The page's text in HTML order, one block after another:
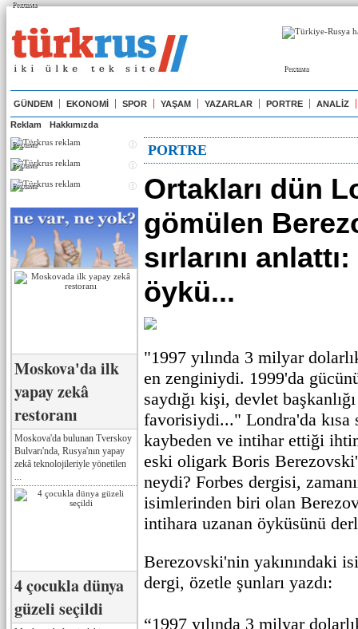
Реклама
Реклама
GÜNDEM EKONOMİ SPOR YAŞAM YAZARLAR PORTRE ANALİZ
Reklam Hakkımızda
Реклама
Реклама
Реклама
Moskova'da ilk
yapay zekâ
restoranı
Moskova'da bulunan Tverskoy
Bulvarı'nda, Rusya'nın yapay
zekâ teknolojileriyle yönetilen
4 çocukla dünya
güzeli seçildi
PORTRE
Ortakları dün
gömülen
sırlarını
öykü...
"1997 yılında 3 milyar
en zenginiydi. 1999'da
saydığı kişi, devlet
favorisiydi..." Londra'da kısa
kaybeden ve intihar ettiği
eski oligark Boris
neydi? Forbes dergisi,
isimlerinden biri olan
intihara uzanan öyküsünü
Berezovski'nin yakınındaki
dergi, özetle şunları yazdı:
“1997 yılında 3 milyar